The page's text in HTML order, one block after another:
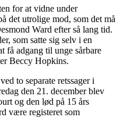
for at vidne under
det utrolige mod, som det må
Ward efter så lang tid.
som satte sig selv i en
få adgang til unge sårbare
Beccy Hopkins.
to separate retssager i
den 21. december blev
og den lød på 15 års
være registeret som